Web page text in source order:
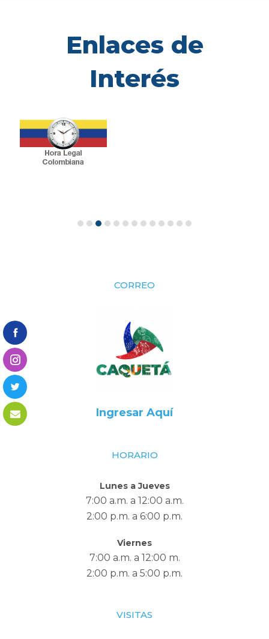
Enlaces de
Interés
CORREO
Ingresar Aquí
HORARIO
Lunes a Jueves
7:00 a.m. a 12:00 a.m.
2:00 p.m. a 6:00 p.m.
Viernes
7:00 a.m. a 12:00 m.
2:00 p.m. a 5:00 p.m.
VISITAS